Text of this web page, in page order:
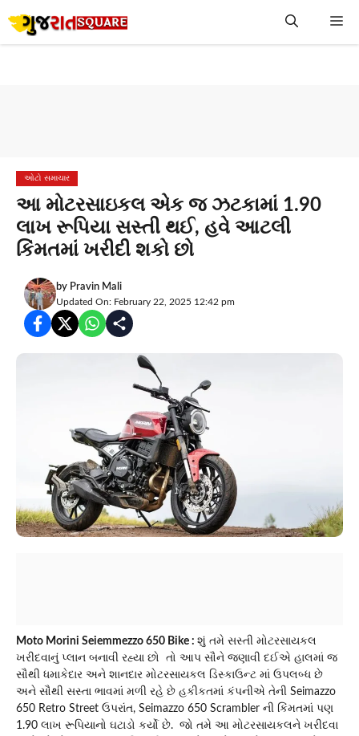
to
ઓટો સમાચાર
આ મોટરસાઇકલ એક જ ઝટકામાં 1.90
લાખ રૂપિયા સસ્તી થઈ, હવે આટલી
કિંમતમાં ખરીદી શકો છો
by Pravin Mali
Updated On: February 22, 2025 12:42 pm
Moto Morini Seiemmezzo 650 Bike : શું તમે સસ્તી મોટરસાયકલ
ખરીદવાનું પ્લાન બનાવી રહ્યા છો તો આપ સૌને જણાવી દઈએ હાલમાં જ
સૌથી ધમાકેદાર અને શાનદાર મોટરસાયકલ ડિસ્કાઉન્ટ માં ઉપલબ્ધ છે
અને સૌથી સસ્તા ભાવમાં મળી રહે છે હકીકતમાં કંપનીએ તેની Seimazzo
650 Retro Street ઉપરાંત, Seimazzo 650 Scrambler ની કિંમતમાં પણ
1.90 લાખ રૂપિયાનો ઘટાડો કર્યો છે. જો તમે આ મોટરસાયકલને ખરીદવા